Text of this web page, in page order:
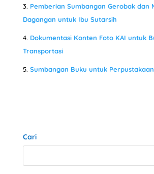
Pemberian Sumbangan Gerobak dan
Dagangan untuk Ibu Sutarsih
Dokumentasi Konten Foto KAI untuk
Transportasi
Sumbangan Buku untuk
Cari